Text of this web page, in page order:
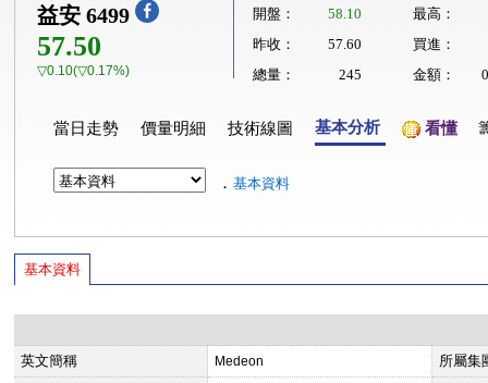
益安 6499
57.50
▽0.10(▽0.17%)
開盤： 58.10
最高：
昨收：
57.60
買進：
總量：
245 金額：
當日走勢 價量明細 技術線圖 基本分析 看懂
． 基本資料
基本資料
英文簡稱 Medeon
所屬集